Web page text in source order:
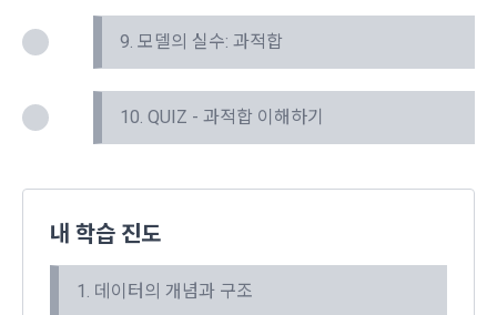
단, 시스템 정기점검 등의 필요로 인하여 “회사”가 정한 날 또는
시간과 불가항력의 사유가 발생한 때에는 예외로 한다.
제 8 조 (회원 정보 노출)
2. "회사"는 "인재회원"이 ‘데이콘 인재풀 등록’의 서비스를 이용
며 "회사"는 이들 “기업회원”에게 무료/유료로 이력서 열람 서비
분석, 서비스 방문 및 이용기록의 분석, 개인정보 및 관심에 기반
한 이용자간 관계의 형성, 지인 및 관심사 등에 기반한 맞춤형 서
비스 제공 등 신규 서비스 요소의 발굴 및 기존 서비스 개선 등
관 개정 등의 고지사항 전달, 분쟁조정을 위한 기록 보존, 민원처
리 등 이용자 보호 및 서비스 운영을 위하여 개인정보를 이용합
니다.
9. 모델의 실수: 과적합
10. QUIZ - 과적합 이해하기
내 학습 진도
1. 데이터의 개념과 구조